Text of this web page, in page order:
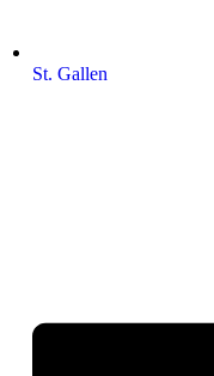
St. Gallen